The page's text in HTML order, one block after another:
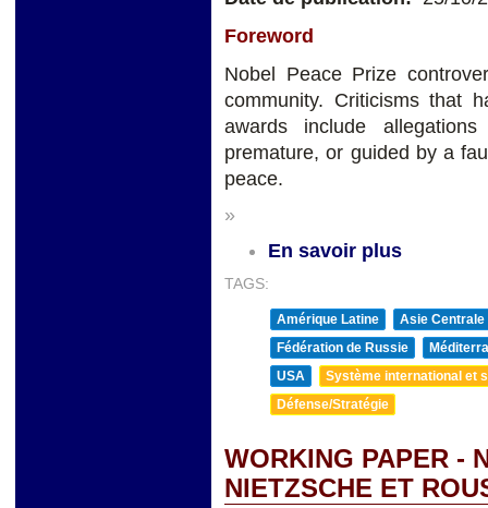
Foreword
Nobel Peace Prize
community. Criticisms that
awards include
premature, or guided by a
peace.
»
En savoir plus
TAGS:
Amérique Latine
Asie Centrale
Fédération de Russie
USA
Système international et
Défense/Stratégie
WORKING PAPER -
NIETZSCHE ET